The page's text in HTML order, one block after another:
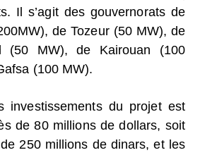
Il s’agit des gouvernorats de
de Tozeur (50 MW), de
(50 MW), de Kairouan (100
(100 MW).
investissements du projet est
de 80 millions de dollars, soit
de 250 millions de dinars, et les